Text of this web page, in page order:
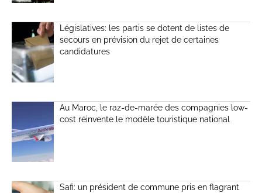
Législatives: les partis se dotent de listes de
secours en prévision du rejet de certaines
candidatures
Au Maroc, le raz-de-marée des compagnies low-
cost réinvente le modèle touristique national
Safi: un président de commune pris en flagrant